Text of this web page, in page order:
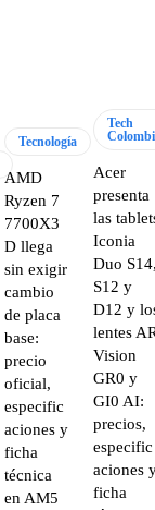
Tecnología
AMD
Ryzen 7
7700X3
D llega
sin exigir
cambio
de placa
base:
precio
oficial,
especific
aciones y
ficha
técnica
en AM5
Tech
Acer
presenta
las
Iconia
Duo
S12 y
D12 y
lentes
Vision
GR0 y
GI0 AI:
precios,
especific
aciones
ficha